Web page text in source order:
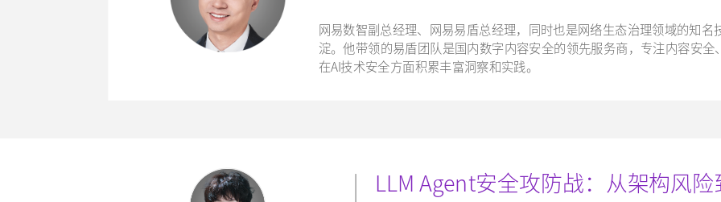
网易数智副总经理、网易易盾总经理，同时也是网络生态治理领域的知
淀。他带领的易盾团队是国内数字内容安全的领先服务商，专注内容安
在AI技术安全方面积累丰富洞察和实践。
LLM Agent安全攻防战：从架构风